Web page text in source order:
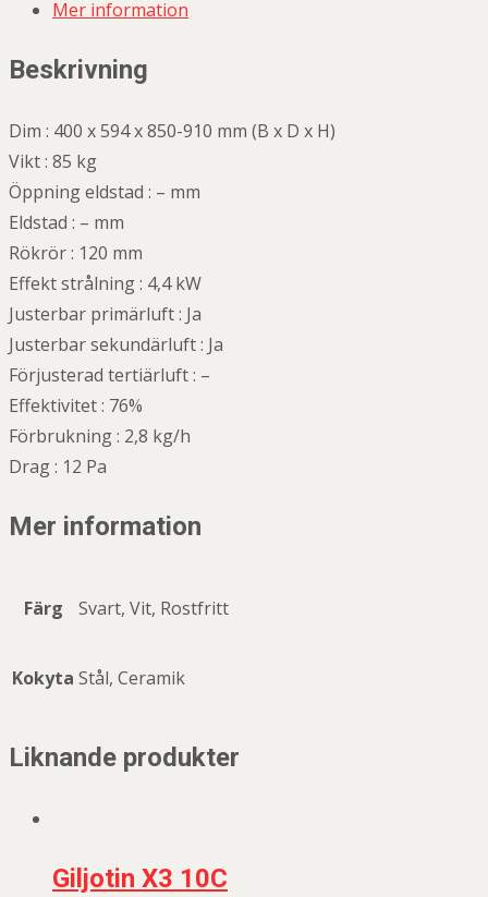
Mer information
Beskrivning
Dim : 400 x 594 x 850-910 mm (B x D x H)
Vikt : 85 kg
Öppning eldstad : – mm
Eldstad : – mm
Rökrör : 120 mm
Effekt strålning : 4,4 kW
Justerbar primärluft : Ja
Justerbar sekundärluft : Ja
Förjusterad tertiärluft : –
Effektivitet : 76%
Förbrukning : 2,8 kg/h
Drag : 12 Pa
Mer information
Färg Svart, Vit, Rostfritt
Kokyta Stål, Ceramik
Liknande produkter
Giljotin X3 10C